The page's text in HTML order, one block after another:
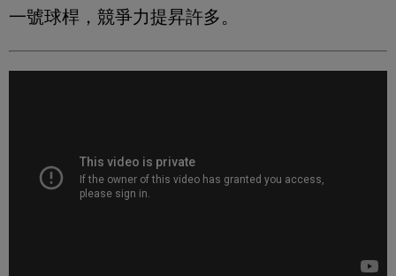
一號球桿，競爭力提昇許多。